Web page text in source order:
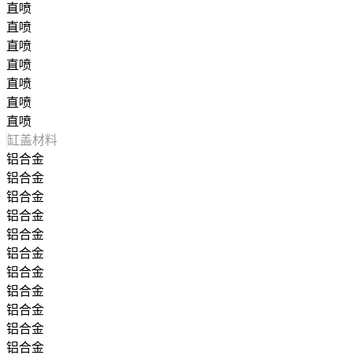
直喷
直喷
直喷
直喷
直喷
直喷
直喷
缸盖材料
铝合金
铝合金
铝合金
铝合金
铝合金
铝合金
铝合金
铝合金
铝合金
铝合金
铝合金